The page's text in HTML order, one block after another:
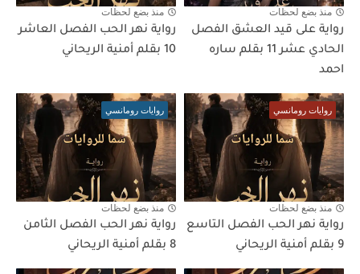
منذ بضع لحظات
رواية على قيد العشق الفصل
الحادي عشر 11 بقلم ساره
احمد
منذ بضع لحظات
رواية نهر الحب الفصل العاشر
10 بقلم أمنية الريحاني
روايات رومانسي
منذ بضع لحظات
رواية نهر الحب الفصل التاسع
9 بقلم أمنية الريحاني
روايات رومانسي
منذ بضع لحظات
رواية نهر الحب الفصل الثامن
8 بقلم أمنية الريحاني